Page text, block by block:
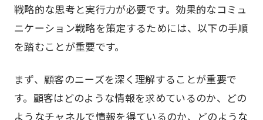
戦略的な思考と実行力が必要です。効果的なコミュ
ニケーション戦略を策定するためには、以下の手順
を踏むことが重要です。
まず、顧客のニーズを深く理解することが重要で
す。顧客はどのような情報を求めているのか、どの
ようなチャネルで情報を得ているのか、どのような